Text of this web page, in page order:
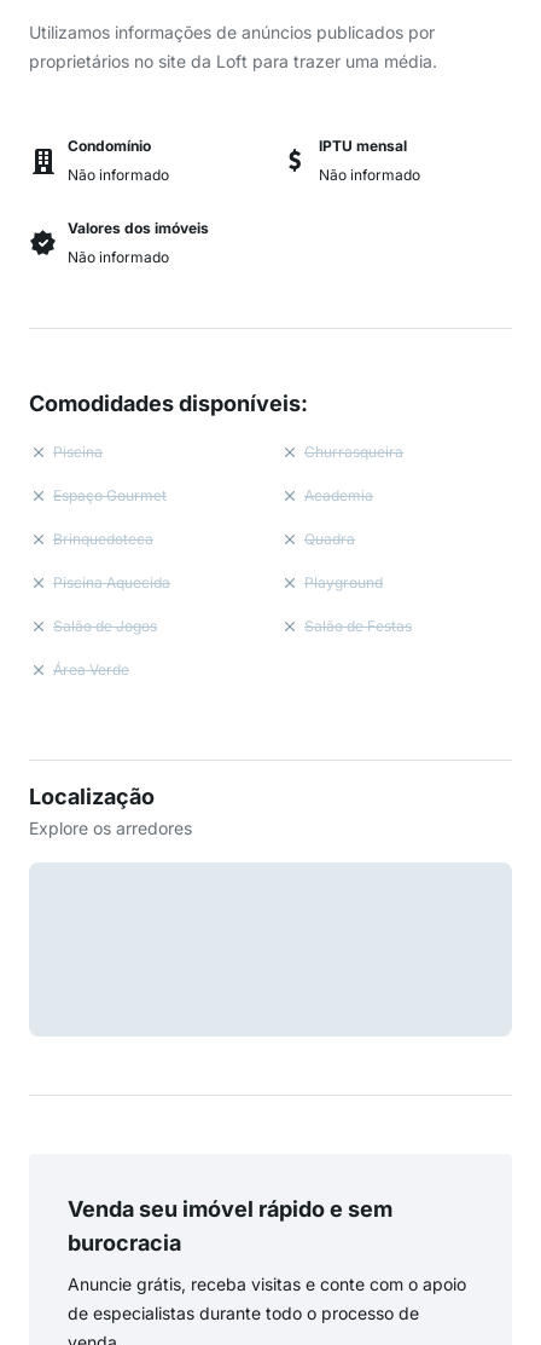
Utilizamos informações de anúncios publicados por
proprietários no site da Loft para trazer uma média.
Condomínio
Não informado
IPTU mensal
Não informado
Valores dos imóveis
Não informado
Comodidades disponíveis:
Piscina Churrasqueira
Espaço Gourmet Academia
Brinquedoteca Quadra
Piscina Aquecida Playground
Salão de Jogos Salão de Festas
Área Verde
Localização
Explore os arredores
Venda seu imóvel rápido e sem
burocracia
Anuncie grátis, receba visitas e conte com o apoio
de especialistas durante todo o processo de